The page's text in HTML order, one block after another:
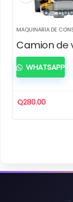
MAQUINARIA DE
Camion de
Q280.00
WHATSAPP